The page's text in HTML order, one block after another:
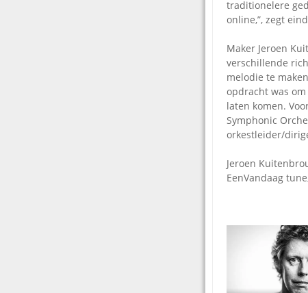
traditionelere
online,”, zegt
Maker Jeroen
verschillende
melodie te
opdracht was
laten komen.
Symphonic
orkestleider/
Jeroen
EenVandaag